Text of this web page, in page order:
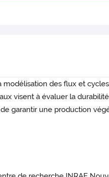
des flux et
visent à évaluer la
garantir une production